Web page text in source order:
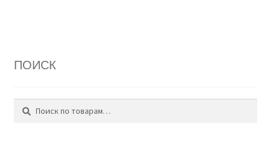
ПОИСК
Искать:
Поиск